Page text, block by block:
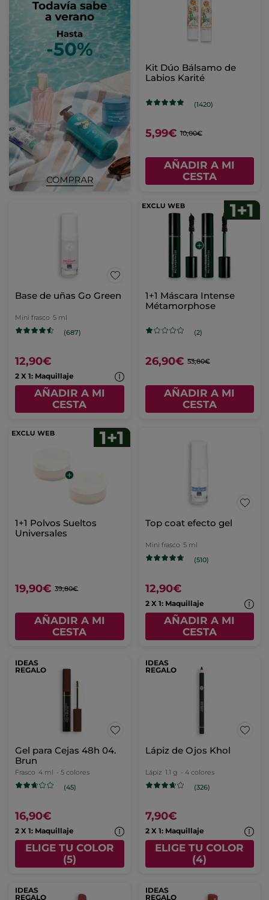
Kit Dúo Bálsamo de
Labios Karité
(1420)
5,99€ 10,00€
AÑADIR A MI
CESTA
Base de uñas Go Green
Mini frasco 5 ml
(687)
12,90€
2 X 1: Maquillaje
AÑADIR A MI
CESTA
1+1 Máscara Intense
Métamorphose
(2)
26,90€ 53,80€
AÑADIR A MI
CESTA
1+1 Polvos Sueltos
Universales
19,90€ 39,80€
AÑADIR A MI
CESTA
Top coat efecto gel
Mini frasco 5 ml
(510)
12,90€
2 X 1: Maquillaje
AÑADIR A MI
CESTA
IDEAS
REGALO
Gel para Cejas 48h 04.
Brun
Frasco 4 ml - 5 colores
(45)
16,90€
2 X 1: Maquillaje
ELIGE TU COLOR
(5)
IDEAS
REGALO
Lápiz de Ojos Khol
Lápiz 1.1 g - 4 colores
(326)
7,90€
2 X 1: Maquillaje
ELIGE TU COLOR
(4)
IDEAS
REGALO
IDEAS
REGALO